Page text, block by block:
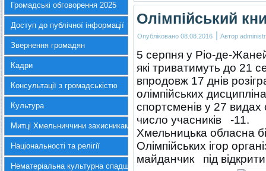
Громадські обговорення 2025
Доступ до публічної інформації
Звернення громадян
Кадри
Консультації з громадськістю
Культура
Митці Хмельниччини захисникам України
Національності та релігії
Нематеріальна культурна спадщина
Олімпійський
Опубліковано 08.08.2016 | Автор
5 серпня у Ріо-де-
які триватимуть до 21
впродовж 17 днів
олімпійських
спортсменів у 27
число учасників -11.
Хмельницька обласна
Олімпійських ігор
майданчик під